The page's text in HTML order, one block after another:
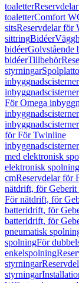
toaletter
toaletterComfort
sitsReservdelar för
sittringBidéer
bidéerGolvstående
bidéerTillbehör
styrningar
inbyggnadscisterner
inbyggnadscisterner
För Omega
inbyggnadscisterner
inbyggnadscisterner
för För Twinline
inbyggnadscisterner
med elektronisk
elektronisk spolning
cmReservdelar för
nätdrift, för Geberit
För nätdrift, för
batteridrift, för
batteridrift, för
pneumatisk
spolningFör
enkelspolning
styrningar
styrningar